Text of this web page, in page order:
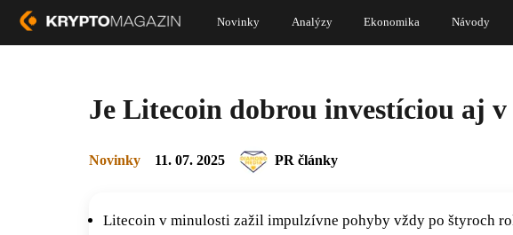
Novinky Analýzy Ekonomika Návody
Je Litecoin dobrou investíciou aj v
Novinky 11. 07. 2025 PR články
Litecoin v minulosti zažil impulzívne pohyby vždy po štyroch